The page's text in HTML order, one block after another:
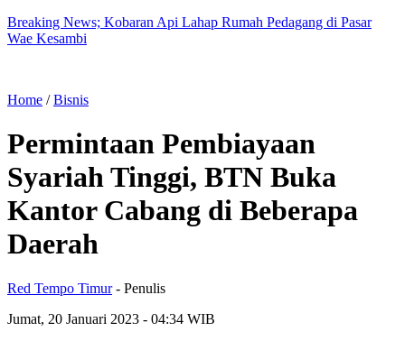
Breaking News; Kobaran Api Lahap Rumah Pedagang di Pasar
Wae Kesambi
Home /Bisnis
Permintaan Pembiayaan
Syariah Tinggi, BTN Buka
Kantor Cabang di Beberapa
Daerah
Red Tempo Timur - Penulis
Jumat, 20 Januari 2023 - 04:34 WIB